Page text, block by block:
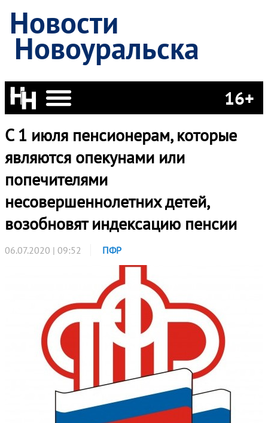
Новости
Новоуральска
16+
С 1 июля пенсионерам, которые
являются опекунами или
попечителями
несовершеннолетних детей,
возобновят индексацию пенсии
06.07.2020 | 09:52 ПФР